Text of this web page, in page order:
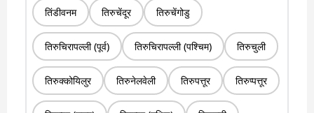
तिंडीवनम तिरुचेंदूर तिरुचेंगोडु
तिरुचिरापल्ली (पूर्व) तिरुचिरापल्ली (पश्चिम) तिरुचुली
तिरुक्कोयिलुर तिरुनेलवेली तिरुपत्तूर तिरुप्पत्तूर